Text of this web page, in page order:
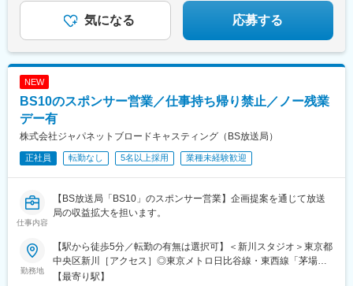
◆残業月20時間以内
気になる 応募する
NEW
BS10のスポンサー営業／仕事持ち帰り禁止／ノー残業
デー有
株式会社ジャパネットブロードキャスティング（BS放送局）
正社員 転勤なし 5名以上採用 業種未経験歓迎
仕事内容
【BS放送局「BS10」のスポンサー営業】企画提案を通じて放送
局の収益拡大を担います。
勤務地
【駅から徒歩5分／転勤の有無は選択可】＜新川スタジオ＞東京都
中央区新川［アクセス］◎東京メトロ日比谷線・東西線「茅場町
駅」より徒歩5分◎日比谷線・京葉線「八丁堀駅」より徒歩6分※
【最寄り駅】